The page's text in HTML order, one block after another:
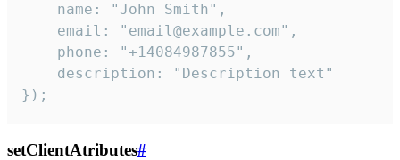
    name: "John Smith",
    email: "email@example.com",
    phone: "+14084987855",
    description: "Description text"
});
setClientAtributes#